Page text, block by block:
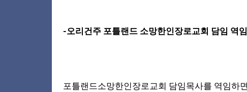
-오리건주 포틀랜드 소망한인장로교회 담임 역임
포틀랜드소망한인장로교회 담임목사를 역임하